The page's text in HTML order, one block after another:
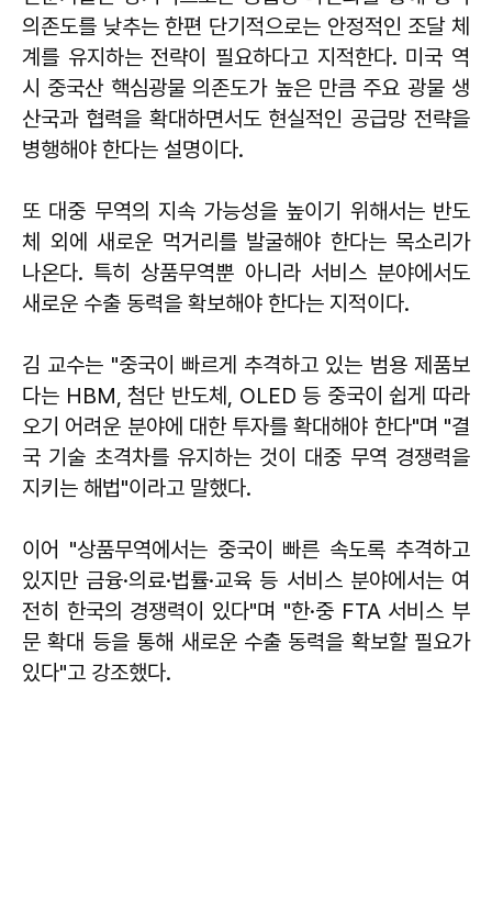
의존도를 낮추는 한편 단기적으로는 안정적인 조달 체
계를 유지하는 전략이 필요하다고 지적한다. 미국 역
시 중국산 핵심광물 의존도가 높은 만큼 주요 광물 생
산국과 협력을 확대하면서도 현실적인 공급망 전략을
병행해야 한다는 설명이다.
또 대중 무역의 지속 가능성을 높이기 위해서는 반도
체 외에 새로운 먹거리를 발굴해야 한다는 목소리가
나온다. 특히 상품무역뿐 아니라 서비스 분야에서도
새로운 수출 동력을 확보해야 한다는 지적이다.
김 교수는 "중국이 빠르게 추격하고 있는 범용 제품보
다는 HBM, 첨단 반도체, OLED 등 중국이 쉽게 따라
오기 어려운 분야에 대한 투자를 확대해야 한다"며 "결
국 기술 초격차를 유지하는 것이 대중 무역 경쟁력을
지키는 해법"이라고 말했다.
이어 "상품무역에서는 중국이 빠른 속도록 추격하고
있지만 금융·의료·법률·교육 등 서비스 분야에서는 여
전히 한국의 경쟁력이 있다"며 "한·중 FTA 서비스 부
문 확대 등을 통해 새로운 수출 동력을 확보할 필요가
있다"고 강조했다.